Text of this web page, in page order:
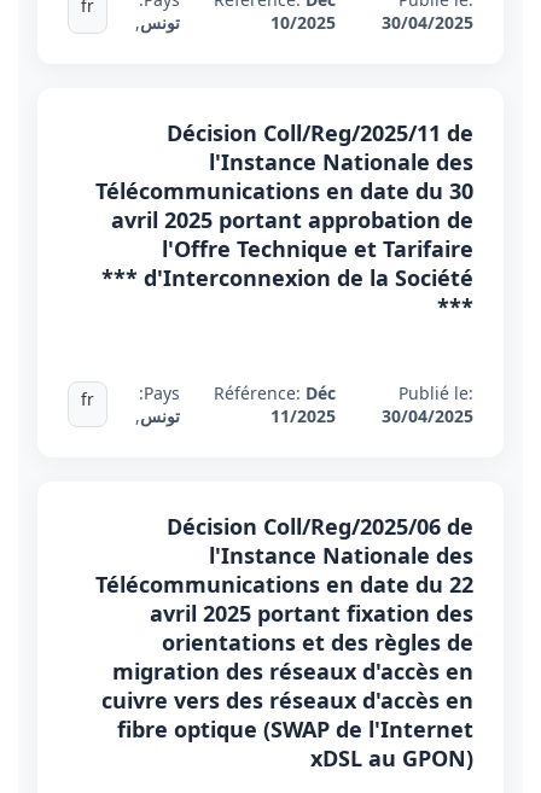
30/04/2025
10/2025
تونس,
fr
Décision Coll/Reg/2025/11 de
l'Instance Nationale des
Télécommunications en date du 30
avril 2025 portant approbation de
l'Offre Technique et Tarifaire
d'Interconnexion de la Société ***
***
Publié le:
30/04/2025
Référence: Déc
11/2025
Pays:
تونس,
fr
Décision Coll/Reg/2025/06 de
l'Instance Nationale des
Télécommunications en date du 22
avril 2025 portant fixation des
orientations et des règles de
migration des réseaux d'accès en
cuivre vers des réseaux d'accès en
fibre optique (SWAP de l'Internet
xDSL au GPON)